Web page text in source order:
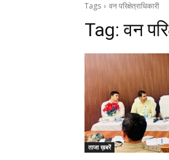
Tags वन परिक्षेत्राधिकारी
Tag:वन
ताजा ख़बरें